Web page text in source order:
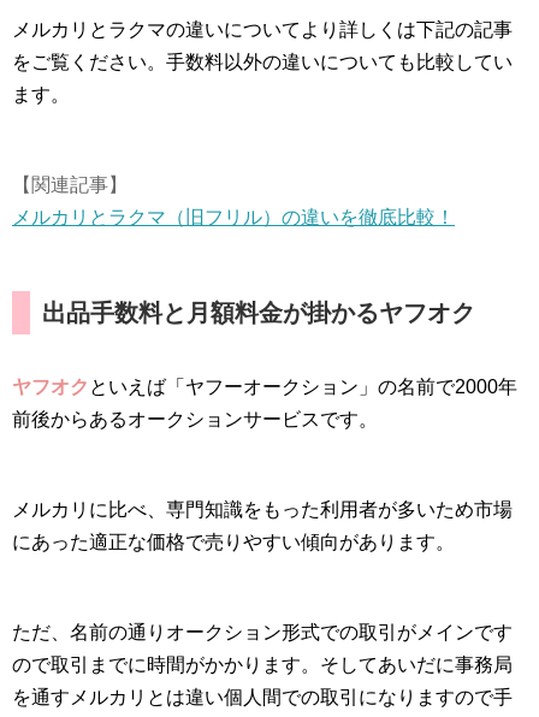
メルカリとラクマの違いについてより詳しくは下記の記事
をご覧ください。手数料以外の違いについても比較してい
ます。
【関連記事】
メルカリとラクマ（旧フリル）の違いを徹底比較！
出品手数料と月額料金が掛かるヤフオク
ヤフオク といえば「ヤフーオークション」の名前で2000年
前後からあるオークションサービスです。
メルカリに比べ、専門知識をもった利用者が多いため市場
にあった適正な価格で売りやすい傾向があります。
ただ、名前の通りオークション形式での取引がメインです
ので取引までに時間がかかります。そしてあいだに事務局
を通すメルカリとは違い個人間での取引になりますので手